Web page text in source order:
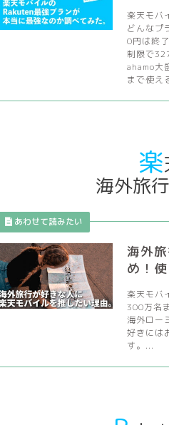
楽天モバ
どんなプ
0円は終
制限で
ahamo大
まで使え
楽
海外旅
海外
め！
楽天モバ
300万名
海外ロー
好きには
す。...